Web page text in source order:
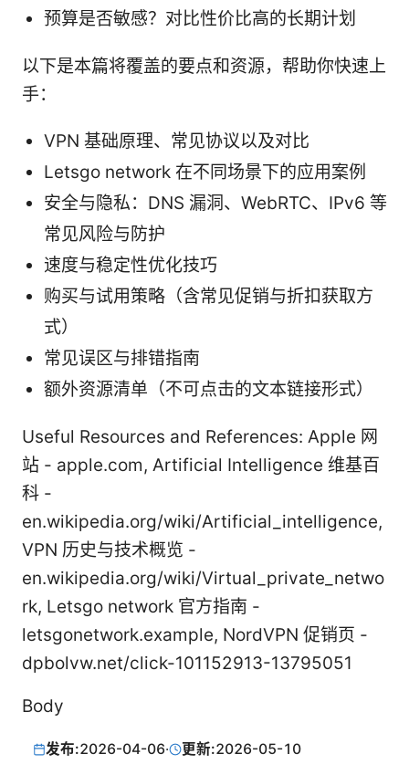
预算是否敏感？对比性价比高的长期计划
以下是本篇将覆盖的要点和资源，帮助你快速上
手：
VPN 基础原理、常见协议以及对比
Letsgo network 在不同场景下的应用案例
安全与隐私：DNS 漏洞、WebRTC、IPv6 等
常见风险与防护
速度与稳定性优化技巧
购买与试用策略（含常见促销与折扣获取方
式）
常见误区与排错指南
额外资源清单（不可点击的文本链接形式）
Useful Resources and References: Apple 网
站 - apple.com, Artificial Intelligence 维基百
科 -
en.wikipedia.org/wiki/Artificial_intelligence,
VPN 历史与技术概览 -
en.wikipedia.org/wiki/Virtual_private_netwo
rk, Letsgo network 官方指南 -
letsgonetwork.example, NordVPN 促销页 -
dpbolvw.net/click-101152913-13795051
Body
发布:2026-04-06· 更新:2026-05-10